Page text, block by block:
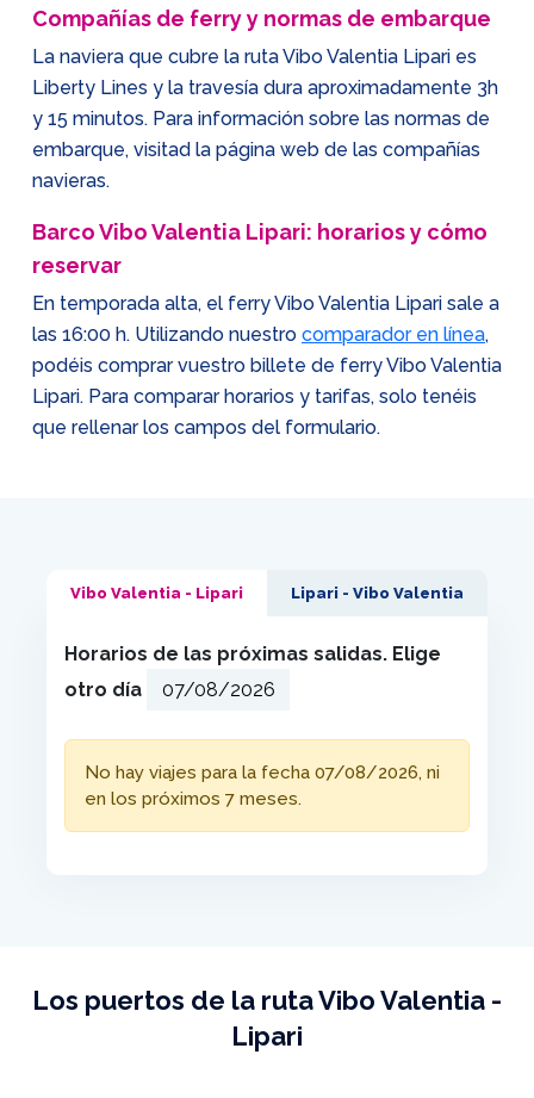
Compañías de ferry y normas de embarque
La naviera que cubre la ruta Vibo Valentia Lipari es
Liberty Lines y la travesía dura aproximadamente 3h
y 15 minutos. Para información sobre las normas de
embarque, visitad la página web de las compañías
navieras.
Barco Vibo Valentia Lipari: horarios y cómo
reservar
En temporada alta, el ferry Vibo Valentia Lipari sale a
las 16:00 h. Utilizando nuestro comparador en línea,
podéis comprar vuestro billete de ferry Vibo Valentia
Lipari. Para comparar horarios y tarifas, solo tenéis
que rellenar los campos del formulario.
Vibo Valentia - Lipari Lipari - Vibo Valentia
Horarios de las próximas salidas. Elige
otro día
No hay viajes para la fecha 07/08/2026, ni
en los próximos 7 meses.
Los puertos de la ruta Vibo Valentia -
Lipari